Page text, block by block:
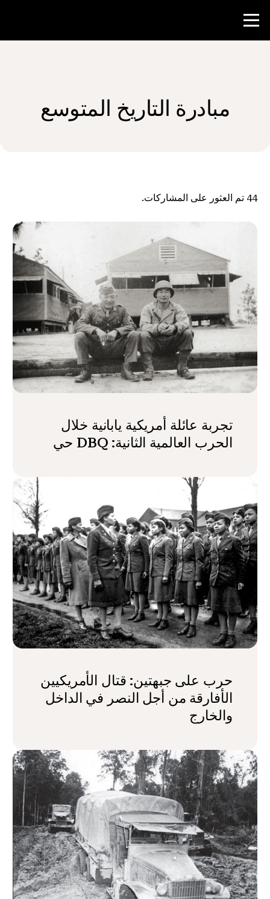
موارد المعلم
شارك
مبادرة التاريخ المتوسع
44 تم العثور على المشاركات.
تجربة عائلة أمريكية يابانية خلال
الحرب العالمية الثانية: DBQ حي
حرب على جبهتين: قتال الأمريكيين
الأفارقة من أجل النصر في الداخل
والخارج